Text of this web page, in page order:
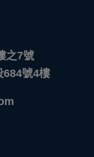
之7號
684號4樓